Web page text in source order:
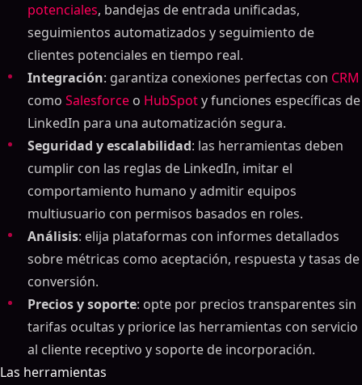
potenciales, bandejas de entrada unificadas,
seguimientos automatizados y seguimiento de
clientes potenciales en tiempo real.
Integración: garantiza conexiones perfectas con CRM
como Salesforce o HubSpoty funciones específicas de
LinkedIn para una automatización segura.
Seguridad y escalabilidad: las herramientas deben
cumplir con las reglas de LinkedIn, imitar el
comportamiento humano y admitir equipos
multiusuario con permisos basados en roles.
Análisis: elija plataformas con informes detallados
sobre métricas como aceptación, respuesta y tasas de
conversión.
Precios y soporte: opte por precios transparentes sin
tarifas ocultas y priorice las herramientas con servicio
al cliente receptivo y soporte de incorporación.
Las herramientas